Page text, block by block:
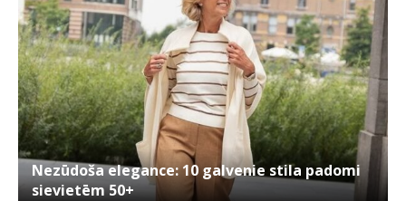
Nezūdoša elegance: 10 galvenie stila padomi
sievietēm 50+